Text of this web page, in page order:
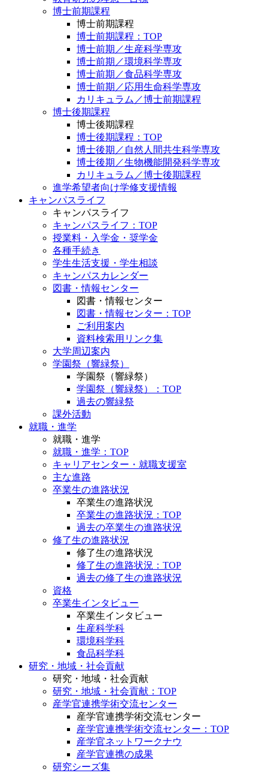
博士前期課程
博士前期課程
博士前期課程：TOP
博士前期／生産科学専攻
博士前期／環境科学専攻
博士前期／食品科学専攻
博士前期／応用生命科学専攻
カリキュラム／博士前期課程
博士後期課程
博士後期課程
博士後期課程：TOP
博士後期／自然人間共生科学専攻
博士後期／生物機能開発科学専攻
カリキュラム／博士後期課程
進学希望者向け学修支援情報
キャンパスライフ
キャンパスライフ
キャンパスライフ：TOP
授業料・入学金・奨学金
各種手続き
学生生活支援・学生相談
キャンパスカレンダー
図書・情報センター
図書・情報センター
図書・情報センター：TOP
ご利用案内
資料検索用リンク集
大学周辺案内
学園祭（響緑祭）
学園祭（響緑祭）
学園祭（響緑祭）：TOP
過去の響緑祭
課外活動
就職・進学
就職・進学
就職・進学：TOP
キャリアセンター・就職支援室
主な進路
卒業生の進路状況
卒業生の進路状況
卒業生の進路状況：TOP
過去の卒業生の進路状況
修了生の進路状況
修了生の進路状況
修了生の進路状況：TOP
過去の修了生の進路状況
資格
卒業生インタビュー
卒業生インタビュー
生産科学科
環境科学科
食品科学科
研究・地域・社会貢献
研究・地域・社会貢献
研究・地域・社会貢献：TOP
産学官連携学術交流センター
産学官連携学術交流センター
産学官連携学術交流センター：TOP
産学官ネットワークナウ
産学官連携の成果
研究シーズ集